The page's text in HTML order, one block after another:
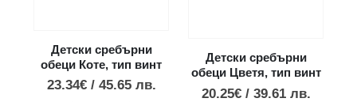
Детски сребърни
обеци Коте, тип винт
23.34€ / 45.65 лв.
Детски сребърни
обеци Цветя, тип винт
20.25€ / 39.61 лв.